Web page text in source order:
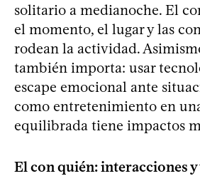
solitario a medianoche. El
el momento, el lugar y las
rodean la actividad.
también importa: usar
escape emocional ante
como entretenimiento en
equilibrada tiene impactos
El con quién: interacciones